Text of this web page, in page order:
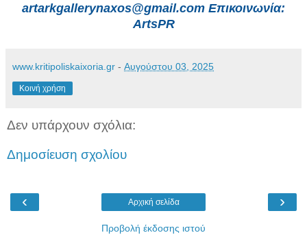
artarkgallerynaxos@gmail.com Επικοινωνία:
ArtsPR
www.kritipoliskaixoria.gr - Αυγούστου 03, 2025
Κοινή χρήση
Δεν υπάρχουν σχόλια:
Δημοσίευση σχολίου
‹ ›
Αρχική σελίδα
Προβολή έκδοσης ιστού